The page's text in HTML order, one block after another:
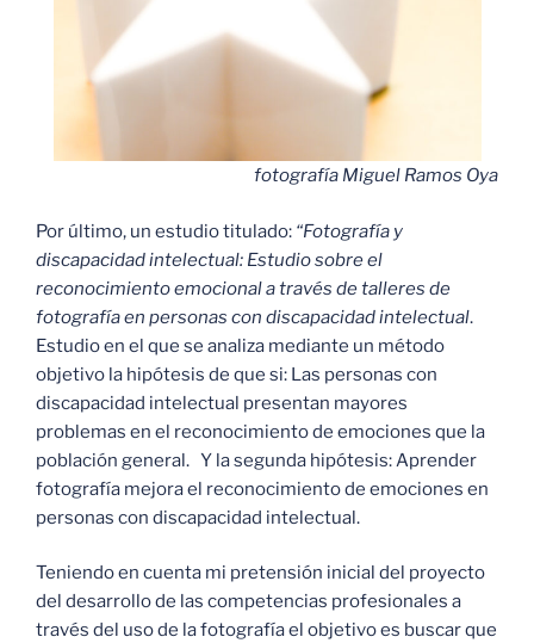
fotografía Miguel Ramos Oya
Por último, un estudio titulado: “Fotografía y
discapacidad intelectual: Estudio sobre el
reconocimiento emocional a través de talleres de
fotografía en personas con discapacidad intelectual.
Estudio en el que se analiza mediante un método
objetivo la hipótesis de que si: Las personas con
discapacidad intelectual presentan mayores
problemas en el reconocimiento de emociones que la
población general. Y la segunda hipótesis: Aprender
fotografía mejora el reconocimiento de emociones en
personas con discapacidad intelectual.
Teniendo en cuenta mi pretensión inicial del proyecto
del desarrollo de las competencias profesionales a
través del uso de la fotografía el objetivo es buscar que